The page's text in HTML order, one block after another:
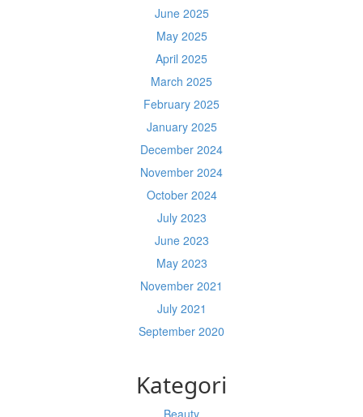
June 2025
May 2025
April 2025
March 2025
February 2025
January 2025
December 2024
November 2024
October 2024
July 2023
June 2023
May 2023
November 2021
July 2021
September 2020
Kategori
Beauty